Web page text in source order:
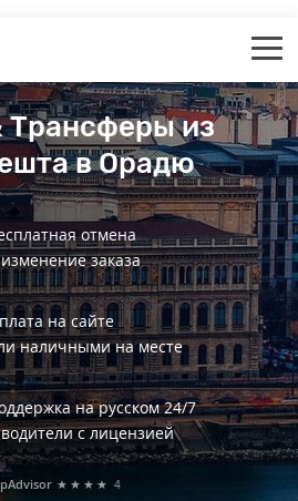
Трансферы из
в Орадю
отмена
заказа
на сайте
наличными на месте
на русском 24/7
с лицензией
★★★★ 4